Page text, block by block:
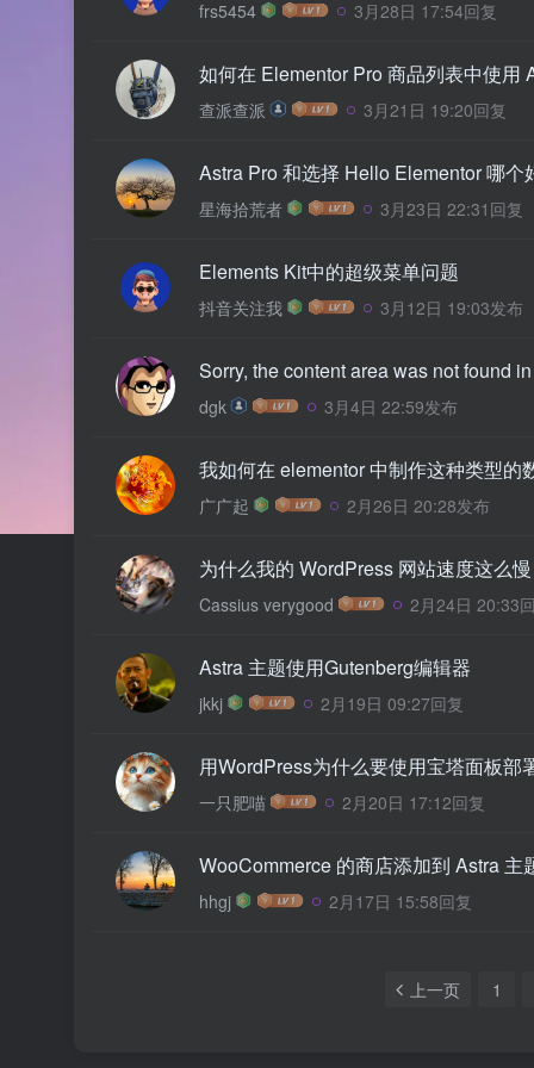
frs5454 3月28日 17:54回复
如何在 Elementor Pro 商品列表中使用
查派查派 3月21日 19:20回复
Astra Pro 和选择 Hello Elementor 哪个
星海拾荒者 3月23日 22:31回复
Elements Kit中的超级菜单问题
抖音关注我 3月12日 19:03发布
Sorry, the content area was not found
dgk 3月4日 22:59发布
我如何在 elementor 中制作这种类型的
广广起 2月26日 20:28发布
为什么我的 WordPress 网站速度这么慢
Cassius verygood 2月24日 20:33
Astra 主题使用Gutenberg编辑器
jkkj 2月19日 09:27回复
用WordPress为什么要使用宝塔面板
一只肥喵 2月20日 17:12回复
WooCommerce 的商店添加到 Astra 主
hhgj 2月17日 15:58回复
上一页 1